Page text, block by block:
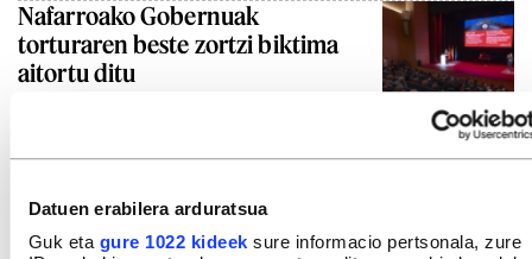
Datuen erabilera arduratsua
Guk eta gure 1022 kideek sure informacio pertsonala, zure
Nafarroako Gobernuak
torturaren beste zortzi biktima
aitortu ditu
Nafarroako Gobernuak
torturaren beste zazpi biktima
aitortu ditu
IOSU ALBERDI